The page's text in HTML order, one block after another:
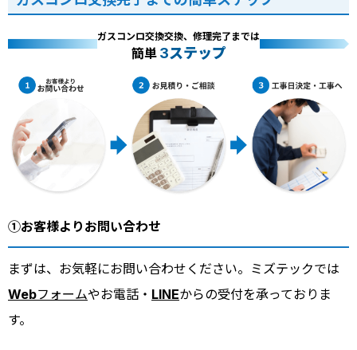
ガスコンロ交換交換、修理完了までは
簡単 3ステップ
①お客様よりお問い合わせ
まずは、お気軽にお問い合わせください。ミズテックでは
Webフォームやお電話・ LINEからの受付を承っておりま
す。